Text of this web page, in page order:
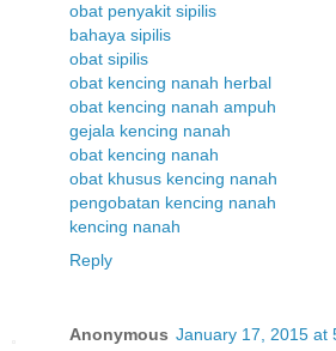
obat penyakit sipilis
bahaya sipilis
obat sipilis
obat kencing nanah herbal
obat kencing nanah ampuh
gejala kencing nanah
obat kencing nanah
obat khusus kencing nanah
pengobatan kencing nanah
kencing nanah
Reply
Anonymous January 17, 2015 at